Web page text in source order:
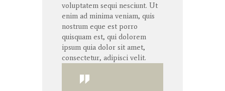
voluptatem sequi nesciunt. Ut
enim ad minima veniam, quis
nostrum eque est porro
quisquam est, qui dolorem
ipsum quia dolor sit amet,
consectetur, adipisci velit.